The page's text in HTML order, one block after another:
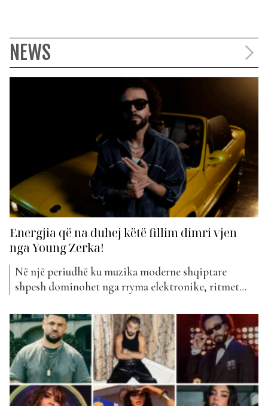
NEWS
Energjia që na duhej këtë fillim dimri vjen
nga Young Zerka!
Në një periudhë ku muzika moderne shqiptare
shpesh dominohet nga rryma elektronike, ritmet
Young Zerka sjell një frymëmarrje ndryshe, një
rikthim tek reggae-ja autentike, e përzier me tinguj
bashkëkohorë. Kënga e tij më e fundit, “Zoje”, është
një dëshmi e kësaj qasjeje unike që...